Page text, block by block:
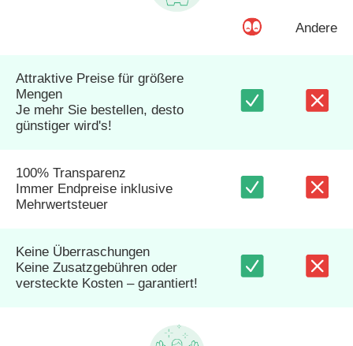
Andere
Attraktive Preise für größere
Mengen
Je mehr Sie bestellen, desto
günstiger wird's!
100% Transparenz
Immer Endpreise inklusive
Mehrwertsteuer
Keine Überraschungen
Keine Zusatzgebühren oder
versteckte Kosten – garantiert!